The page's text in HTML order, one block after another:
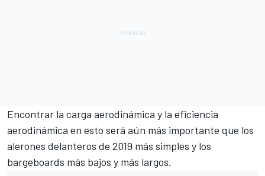
Encontrar la carga aerodinámica y la eficiencia
aerodinámica en esto será aún más importante que los
alerones delanteros de 2019 más simples y los
bargeboards más bajos y más largos.